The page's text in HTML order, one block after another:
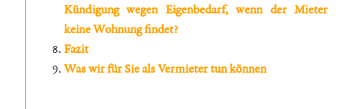
Kündigung wegen Eigenbedarf, wenn der Mieter
keine Wohnung findet?
Fazit
Was wir für Sie als Vermieter tun können